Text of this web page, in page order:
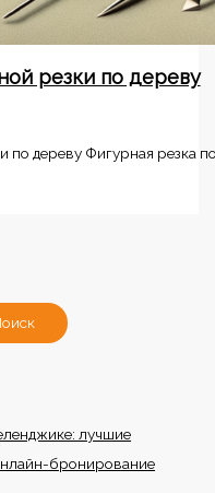
резки по дереву
по дереву Фигурная резка
лучшие
бронирование